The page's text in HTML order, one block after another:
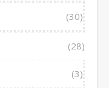
(30)
(28)
(3)